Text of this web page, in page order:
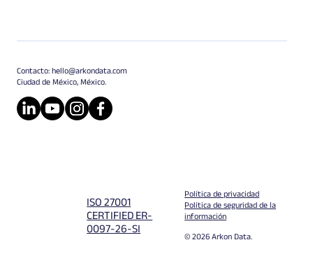
Contacto: hello@arkondata.com
Ciudad de México, México.
ISO 27001
CERTIFIED ER-
0097-26-SI
Política de privacidad
Política de seguridad de la
información
© 2026 Arkon Data.